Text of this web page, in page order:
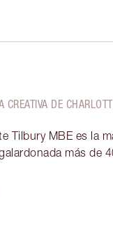
DE
Tilbury MBE es la
más de